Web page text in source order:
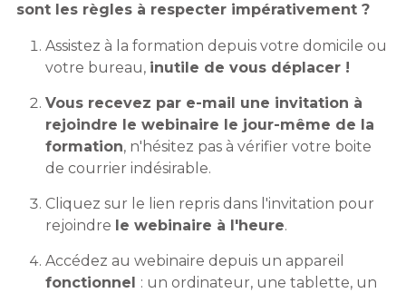
sont les règles à respecter impérativement ?
Assistez à la formation depuis votre domicile ou
votre bureau, inutile de vous déplacer !
Vous recevez par e-mail une invitation à
rejoindre le webinaire le jour-même de la
formation, n'hésitez pas à vérifier votre boite
de courrier indésirable.
Cliquez sur le lien repris dans l'invitation pour
rejoindre le webinaire à l'heure.
Accédez au webinaire depuis un appareil
fonctionnel : un ordinateur, une tablette, un